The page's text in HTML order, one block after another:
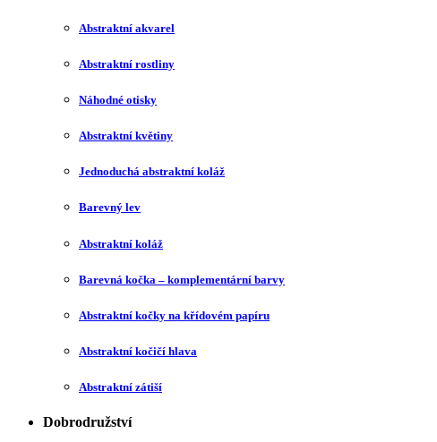
Abstraktní akvarel
Abstraktní rostliny
Náhodné otisky
Abstraktní květiny
Jednoduchá abstraktní koláž
Barevný lev
Abstraktní koláž
Barevná kočka – komplementární barvy
Abstraktní kočky na křídovém papíru
Abstraktní kočičí hlava
Abstraktní zátiší
Dobrodružství